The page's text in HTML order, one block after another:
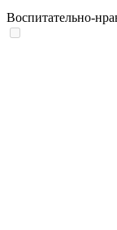
Воспитательно-